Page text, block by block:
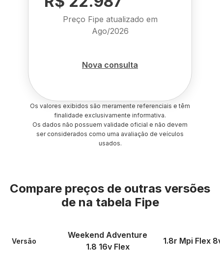
Preço Fipe atualizado em
Ago/2026
Nova consulta
Os valores exibidos são meramente referenciais e têm
finalidade exclusivamente informativa.
Os dados não possuem validade oficial e não devem
ser considerados como uma avaliação de veículos
usados.
Compare preços de outras versões
de na tabela Fipe
Versão
Weekend Adventure
1.8 16v Flex
1.8r Mpi Flex